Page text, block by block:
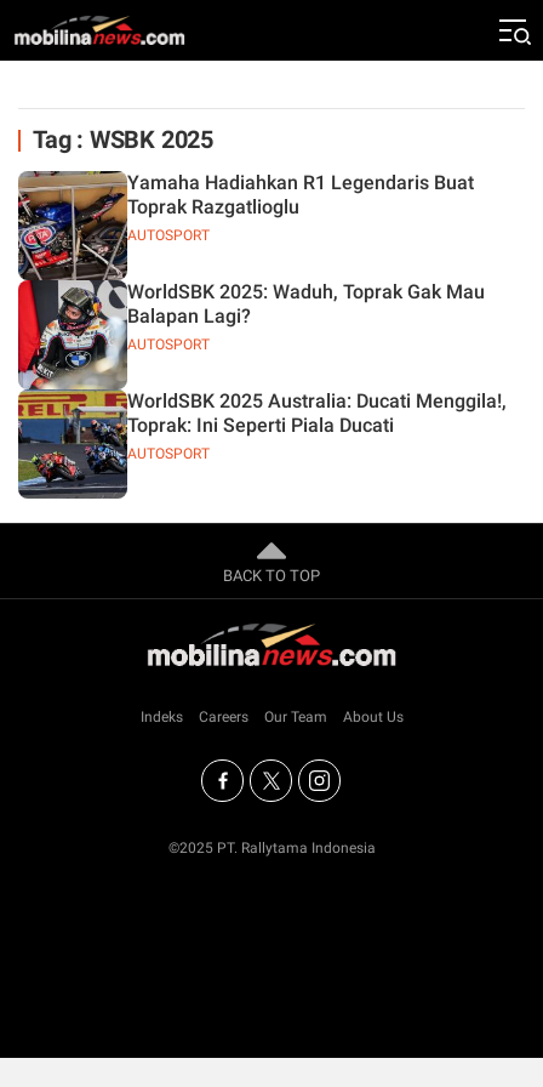
Tag : WSBK 2025
AUTOSPORT
Yamaha Hadiahkan R1 Legendaris Buat
Toprak Razgatlioglu
AUTOSPORT
WorldSBK 2025: Waduh, Toprak Gak Mau
Balapan Lagi?
AUTOSPORT
WorldSBK 2025 Australia: Ducati Menggila!,
Toprak: Ini Seperti Piala Ducati
BACK TO TOP
Indeks Careers Our Team About Us
©2025 PT. Rallytama Indonesia